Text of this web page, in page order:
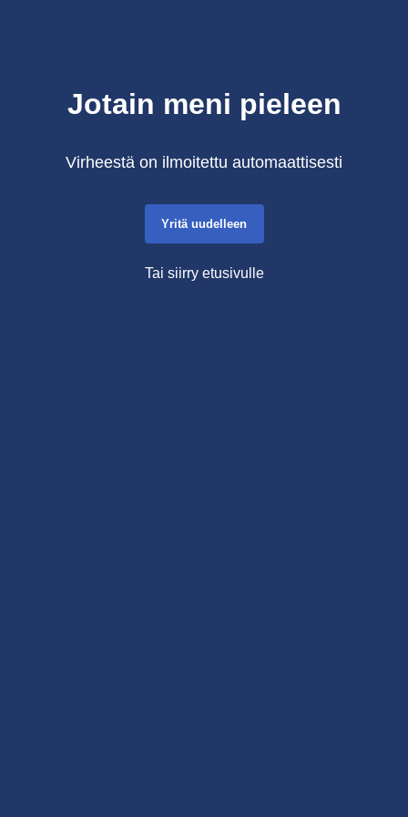
Jotain meni pieleen
Virheestä on ilmoitettu automaattisesti
Yritä uudelleen
Tai siirry etusivulle